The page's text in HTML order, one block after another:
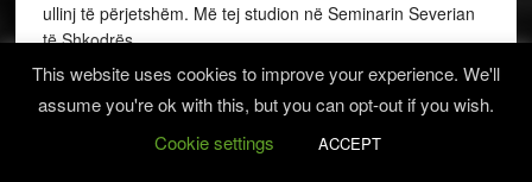
ullinj të përjetshëm. Më tej studion në Seminarin Severian
të Shkodrës.
Ishin ditë të mbushura me ngjarje.Vitet 1912-1914,fitorja e
pavarsisë shqiptare,ngritja e flamurit në Vlorë,nuk mund të
kalonin pa u ndjerë edhe në Shkodër.Ky djep kuluture e
This website uses cookies to improve your experience. We'll
assume you're ok with this, but you can opt-out if you wish.
Cookie settings
ACCEPT